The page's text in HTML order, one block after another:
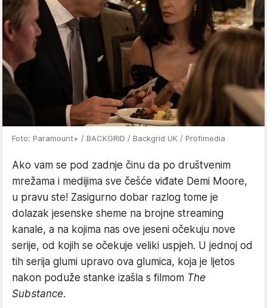
Foto: Paramount+ / BACKGRID / Backgrid UK / Profimedia
Ako vam se pod zadnje činu da po društvenim
mrežama i medijima sve češće viđate Demi Moore,
u pravu ste! Zasigurno dobar razlog tome je
dolazak jesenske sheme na brojne streaming
kanale, a na kojima nas ove jeseni očekuju nove
serije, od kojih se očekuje veliki uspjeh. U jednoj od
tih serija glumi upravo ova glumica, koja je ljetos
nakon poduže stanke izašla s filmom The
Substance.